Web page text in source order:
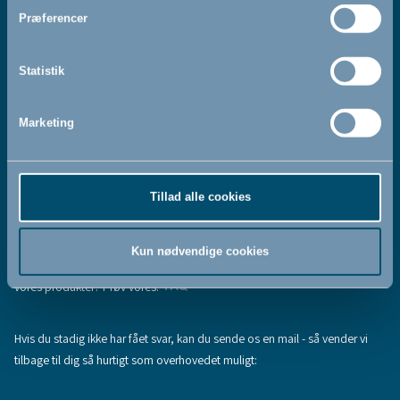
Præferencer
Statistik
Marketing
Tillad alle cookies
Kun nødvendige cookies
læst og accepteret vores
Cookiepolitik
Tilmeld
Fandt du ikke den information, du søgte, eller har du flere spørgsmål til
vores produkter? Prøv vores:FAQ
Hvis du stadig ikke har fået svar, kan du sende os en mail - så vender vi
tilbage til dig så hurtigt som overhovedet muligt: